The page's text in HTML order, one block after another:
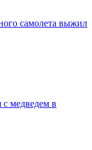
самолета выжил
медведем в